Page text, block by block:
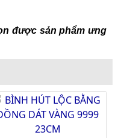
được sản phẩm ưng